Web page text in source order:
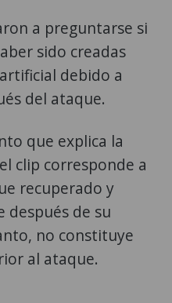
a preguntarse si
sido creadas
debido a
del ataque.
que explica la
clip corresponde a
recuperado y
de su
no constituye
al ataque.